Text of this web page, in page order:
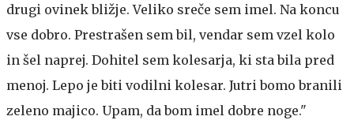
drugi ovinek bližje. Veliko sreče sem imel. Na koncu
vse dobro. Prestrašen sem bil, vendar sem vzel kolo
in šel naprej. Dohitel sem kolesarja, ki sta bila pred
menoj. Lepo je biti vodilni kolesar. Jutri bomo branili
zeleno majico. Upam, da bom imel dobre noge."